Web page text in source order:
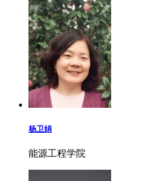
杨卫娟
能源工程学院